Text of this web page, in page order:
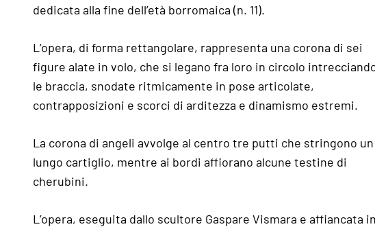
dedicata alla fine dell’età borromaica (n. 11).
L’opera, di forma rettangolare, rappresenta una corona di sei
figure alate in volo, che si legano fra loro in circolo
le braccia, snodate ritmicamente in pose articolate,
contrapposizioni e scorci di arditezza e dinamismo estremi.
La corona di angeli avvolge al centro tre putti che stringono un
lungo cartiglio, mentre ai bordi affiorano alcune testine di
cherubini.
L’opera, eseguita dallo scultore Gaspare Vismara e affiancata in